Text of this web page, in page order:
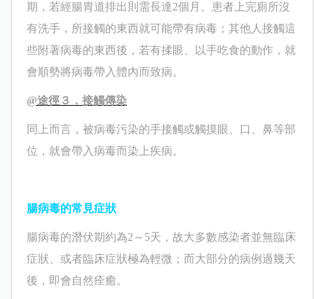
期，若經腸胃道排出則需長達2個月。患者上完廁所沒
有洗手，所接觸的東西就可能帶有病毒；其他人接觸這
些附著病毒的東西後，若有揉眼、以手吃食的動作，就
會順勢將病毒帶入體內而致病。
@途徑３．接觸傳染
同上而言，被病毒污染的手接觸或觸摸眼、口、鼻等部
位，就會帶入病毒而染上疾病。
腸病毒的常見症狀
腸病毒的潛伏期約為2 ～ 5天，故大多數感染者並無臨床
症狀、或者臨床症狀極為輕微；而大部分的病例過幾天
後，即會自然痊癒。